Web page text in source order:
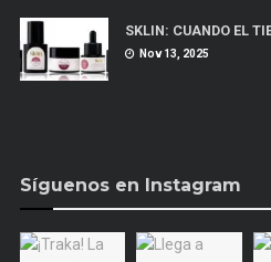
SKLIN: CUANDO EL
Nov 13, 2025
Síguenos en Instagram